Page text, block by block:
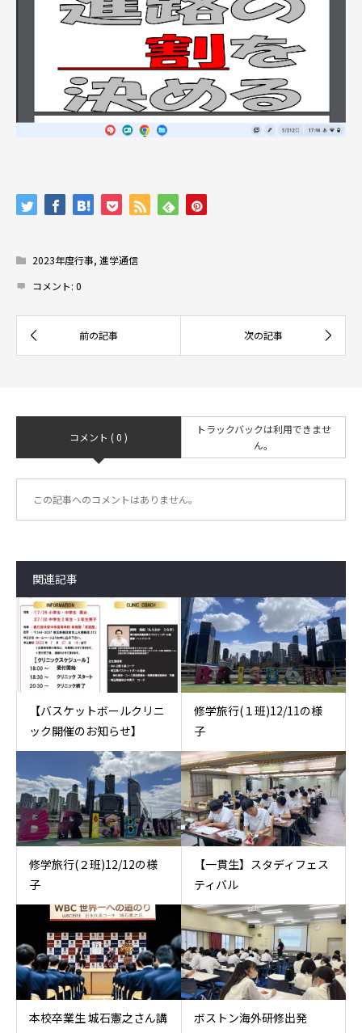
2023年度行事, 進学通信
コメント: 0
コメント ( 0 )
トラックバックは利用できませ
ん。
この記事へのコメントはありません。
関連記事
【バスケットボールクリニ
ック開催のお知らせ】
修学旅行(１班)12/11の様
子
修学旅行(２班)12/12の様
子
【一貫生】スタディフェス
ティバル
本校卒業生 城石憲之さん講
ボストン海外研修出発